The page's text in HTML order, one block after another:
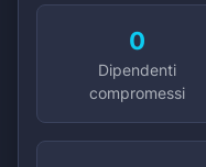
0
Dipendenti
compromessi